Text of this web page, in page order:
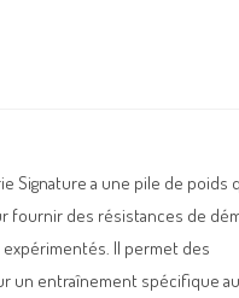
Signature a une pile de poids
fournir des résistances de
Il permet des
un entraînement spécifique